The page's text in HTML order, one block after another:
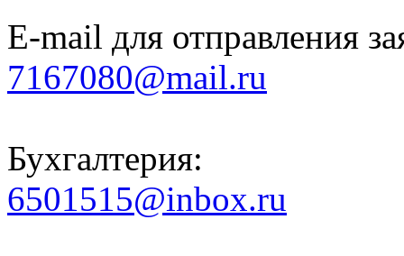
E-mail для отправления
7167080@mail.ru
Бухгалтерия:
6501515@inbox.ru